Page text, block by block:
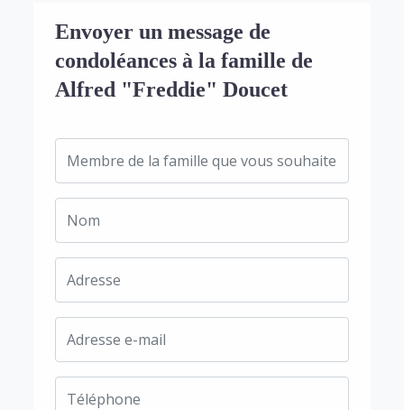
Envoyer un message de
condoléances à la famille de
Alfred "Freddie" Doucet